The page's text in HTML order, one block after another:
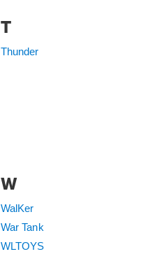
T
Thunder
W
WalKer
War Tank
WLTOYS